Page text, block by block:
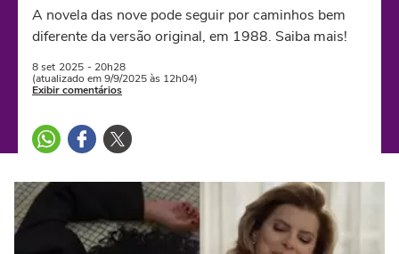
A novela das nove pode seguir por caminhos bem
diferente da versão original, em 1988. Saiba mais!
8 set 2025 - 20h28
(atualizado em 9/9/2025 às 12h04)
Exibir comentários